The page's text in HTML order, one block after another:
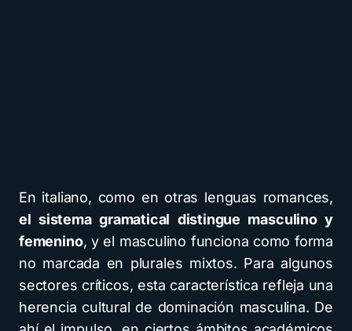
En italiano, como en otras lenguas romances,
el sistema gramatical distingue masculino y
femenino, y el masculino funciona como forma
no marcada en plurales mixtos. Para algunos
sectores críticos, esta característica refleja una
herencia cultural de dominación masculina. De